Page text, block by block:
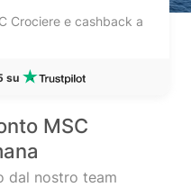
Crociere e cashback a
su
MSC
dal nostro team